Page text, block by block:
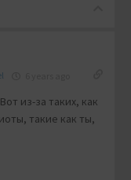
из-за таких, как
такие как ты,